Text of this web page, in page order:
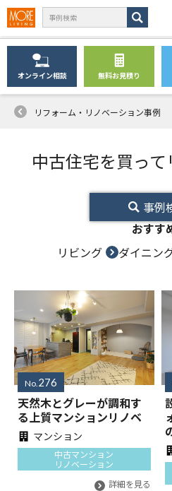
オンライン相談 無料お見積り
リフォーム・リノベーション事例
中古住宅を買っ
事例
おすす
リビング
ダイニン
No.276
天然木とグレーが調和す
る上質マンションリノベ
マンション
中古マンション
リノベーション
詳細を見る